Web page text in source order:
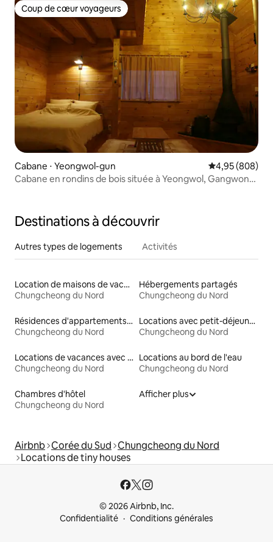
Coup de cœur voyageurs
Coup de cœur voyageurs
Cabane ⋅ Yeongwol-gun Évaluation
4,95 (808)
Cabane en rondins de bois située à Yeongwol, Gangwon-
Destinations à découvrir
Autres types de logements Activités
Location de maisons de vacances
Chungcheong du Nord
Hébergements partagés
Chungcheong du Nord
Résidences d'appartements en location
Chungcheong du Nord
Locations avec petit-déjeuner
Chungcheong du Nord
Locations de vacances avec piscine
Chungcheong du Nord
Locations au bord de l'eau
Chungcheong du Nord
Chambres d'hôtel
Chungcheong du Nord
Afficher plus
Airbnb Corée du Sud Chungcheong du Nord
Locations de tiny houses
© 2026 Airbnb, Inc.
Confidentialité
Conditions générales